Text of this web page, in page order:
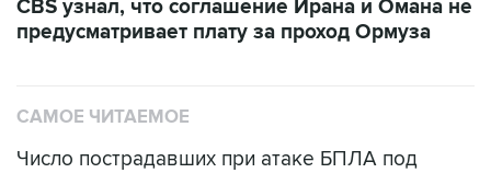
Число пострадавших при атаке БПЛА под